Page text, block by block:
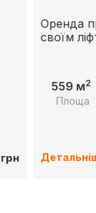
грн
Оренда
своїм
559 м2
Площа